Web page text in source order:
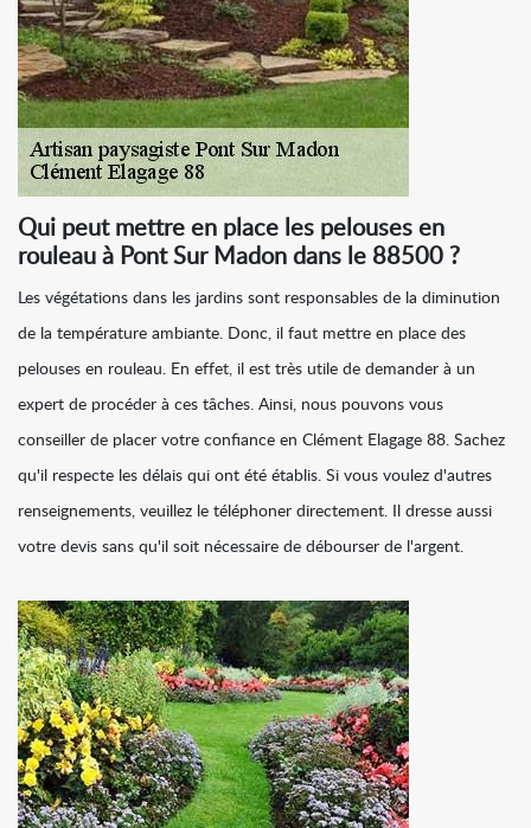
Qui peut mettre en place les pelouses en
rouleau à Pont Sur Madon dans le 88500 ?
Les végétations dans les jardins sont responsables de la diminution
de la température ambiante. Donc, il faut mettre en place des
pelouses en rouleau. En effet, il est très utile de demander à un
expert de procéder à ces tâches. Ainsi, nous pouvons vous
conseiller de placer votre confiance en Clément Elagage 88. Sachez
qu'il respecte les délais qui ont été établis. Si vous voulez d'autres
renseignements, veuillez le téléphoner directement. Il dresse aussi
votre devis sans qu'il soit nécessaire de débourser de l'argent.